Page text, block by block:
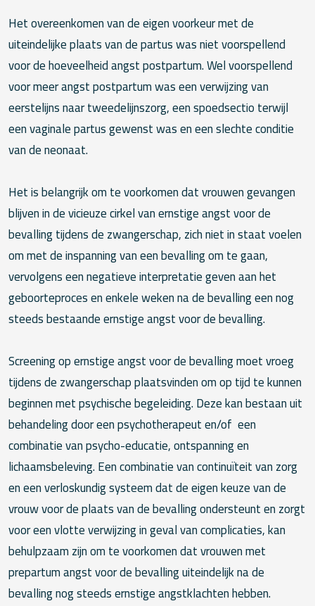
Het overeenkomen van de eigen voorkeur met de
uiteindelijke plaats van de partus was niet voorspellend
voor de hoeveelheid angst postpartum. Wel voorspellend
voor meer angst postpartum was een verwijzing van
eerstelijns naar tweedelijnszorg, een spoedsectio terwijl
een vaginale partus gewenst was en een slechte conditie
van de neonaat.
Het is belangrijk om te voorkomen dat vrouwen gevangen
blijven in de vicieuze cirkel van ernstige angst voor de
bevalling tijdens de zwangerschap, zich niet in staat voelen
om met de inspanning van een bevalling om te gaan,
vervolgens een negatieve interpretatie geven aan het
geboorteproces en enkele weken na de bevalling een nog
steeds bestaande ernstige angst voor de bevalling.
Screening op ernstige angst voor de bevalling moet vroeg
tijdens de zwangerschap plaatsvinden om op tijd te kunnen
beginnen met psychische begeleiding. Deze kan bestaan uit
behandeling door een psychotherapeut en/of een
combinatie van psycho-educatie, ontspanning en
lichaamsbeleving. Een combinatie van continuïteit van zorg
en een verloskundig systeem dat de eigen keuze van de
vrouw voor de plaats van de bevalling ondersteunt en zorgt
voor een vlotte verwijzing in geval van complicaties, kan
behulpzaam zijn om te voorkomen dat vrouwen met
prepartum angst voor de bevalling uiteindelijk na de
bevalling nog steeds ernstige angstklachten hebben.